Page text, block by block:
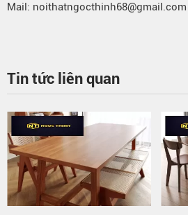
Mail: noithatngocthinh68@gmail.com
Tin tức liên quan